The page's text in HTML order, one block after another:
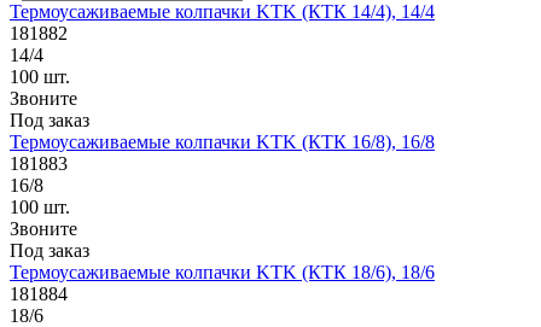
Термоусаживаемые колпачки KTK (КТК 14/4), 14/4
181882
14/4
100 шт.
Звоните
Под заказ
Термоусаживаемые колпачки KTK (КТК 16/8), 16/8
181883
16/8
100 шт.
Звоните
Под заказ
Термоусаживаемые колпачки KTK (КТК 18/6), 18/6
181884
18/6